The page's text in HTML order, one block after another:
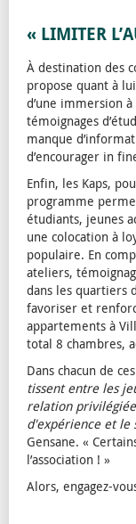
« LIMITER
À destination des
propose quant à
d’une immersion
témoignages
manque
d’encourager in
Enfin, les Kaps,
programme
étudiants, jeunes
une colocation à
populaire. En
ateliers,
dans les quartiers
favoriser et
appartements à
total 8 chambres,
Dans chacun de
tissent entre les
relation
d'expérience et le
Gensane. «
l’association ! »
Alors, engagez-